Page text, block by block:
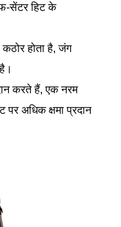
सेंटर हिट के
होता है, जंग
करते हैं, एक नरम
अधिक क्षमा प्रदान